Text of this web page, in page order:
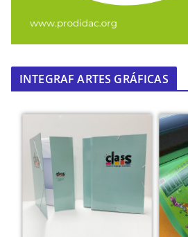
INTEGRAF ARTES GRÁFICAS